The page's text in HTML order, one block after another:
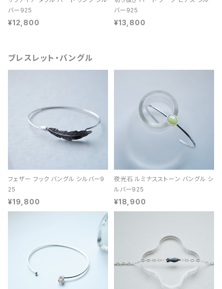
バー925
¥12,800
バー925
¥13,800
ブレスレット・バングル
フェザー フック バングル シルバー9
25
¥19,800
夜光石 ルミナスストーン バングル シ
ルバー925
¥18,900